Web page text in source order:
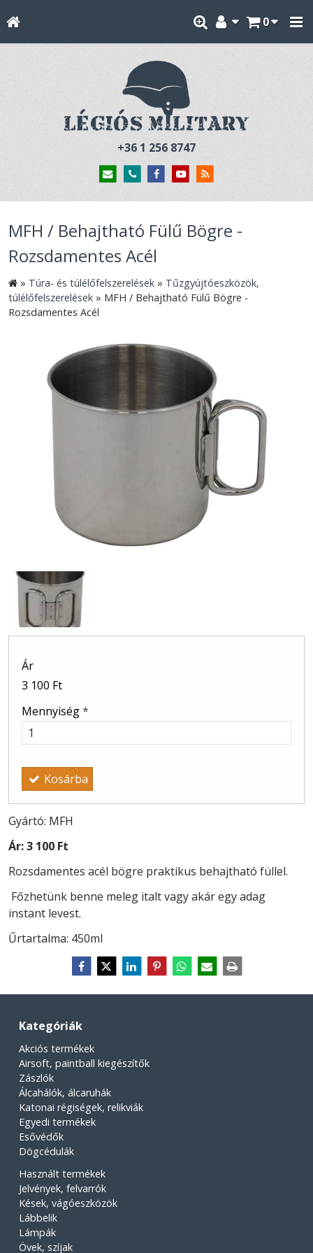
0
+36 1 256 8747
MFH / Behajtható Fülű Bögre -
Rozsdamentes Acél
» Túra- és túlélőfelszerelések » Tűzgyújtóeszközök,
túlélőfelszerelések » MFH / Behajtható Fülű Bögre -
Rozsdamentes Acél
Ár
3 100 Ft
Mennyiség*
Kosárba
Gyártó: MFH
Ár:3 100 Ft
Rozsdamentes acél bögre praktikus behajtható füllel.
Főzhetünk benne meleg italt vagy akár egy adag
instant levest.
Űrtartalma: 450ml
Kategóriák
Akciós termékek
Airsoft, paintball kiegészítők
Zászlók
Álcahálók, álcaruhák
Katonai régiségek, relikviák
Egyedi termékek
Esővédők
Dögcédulák
Használt termékek
Jelvények, felvarrók
Kések, vágóeszközök
Lábbelik
Lámpák
Övek, szíjak